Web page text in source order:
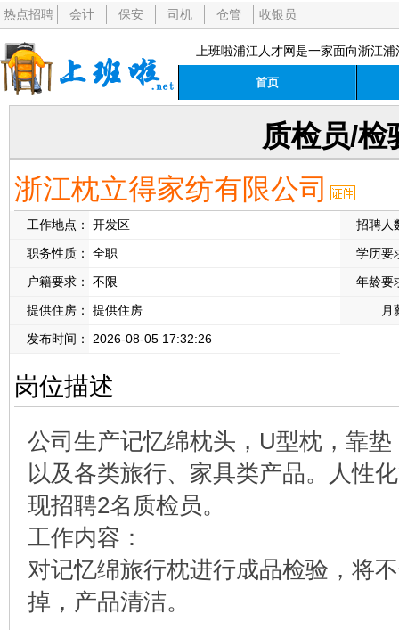
热点招聘 会计 保安 司机 仓管 收银员
上班啦浦江人才网是一家面向浙江
首页
质检员/检
浙江枕立得家纺有限公司
工作地点： 开发区
招聘人
职务性质：
全职
学历要
户籍要求：
不限
年龄要
提供住房：
提供住房
月
发布时间：
2026-08-05 17:32:26
岗位描述
公司生产记忆绵枕头，U型枕，靠
以及各类旅行、家具类产品。人性
现招聘2名质检员。
工作内容：
对记忆绵旅行枕进行成品检验，将
掉，产品清洁。